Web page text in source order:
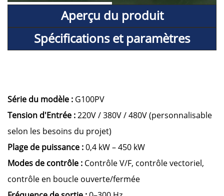
Aperçu du produit
Spécifications et paramètres
Série du modèle : G100PV
Tension d'Entrée :220V / 380V / 480V (personnalisable
selon les besoins du projet)
Plage de puissance :0,4 kW – 450 kW
Modes de contrôle : Contrôle V/F, contrôle vectoriel,
contrôle en boucle ouverte/fermée